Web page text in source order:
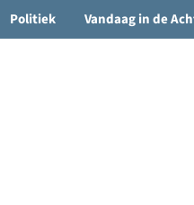
14° / 23°
Politiek Vandaag in de